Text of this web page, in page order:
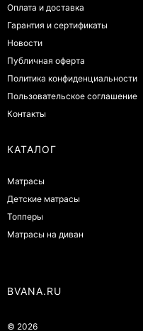
Оплата и доставка
Гарантия и сертификаты
Новости
Публичная оферта
Политика конфиденциальности
Пользовательское соглашение
Контакты
КАТАЛОГ
Матрасы
Детские матрасы
Топперы
Матрасы на диван
BVANA.RU
© 2026